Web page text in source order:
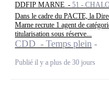
DDFIP MARNE - 51 -
Dans le cadre du PACTE, la
Marne recrute 1 agent de
titularisation sous réserve...
CDD - Temps plein
Publié il y a plus de 30 jours